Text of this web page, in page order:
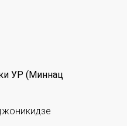
УР (Миннац